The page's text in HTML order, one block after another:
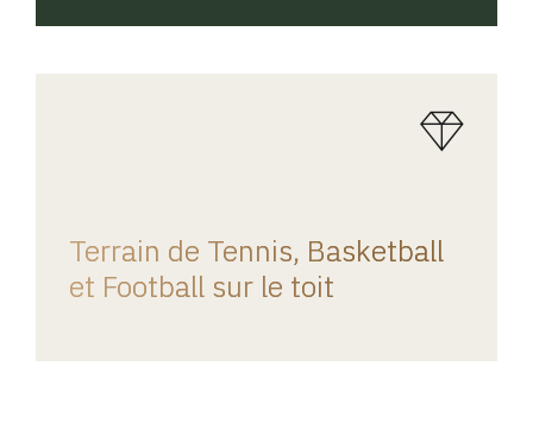
Terrain de Tennis, Basketball
et Football sur le toit